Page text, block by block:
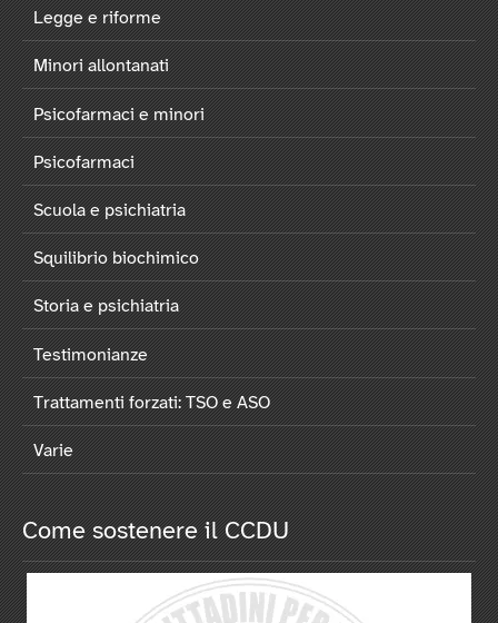
Legge e riforme
Minori allontanati
Psicofarmaci e minori
Psicofarmaci
Scuola e psichiatria
Squilibrio biochimico
Storia e psichiatria
Testimonianze
Trattamenti forzati: TSO e ASO
Varie
Come sostenere il CCDU